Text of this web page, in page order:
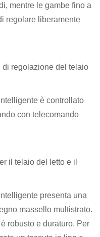
mentre le gambe fino a
regolare liberamente
regolazione del telaio
è controllato
con telecomando
il telaio del letto e il
presenta una
massello multistrato.
robusto e duraturo. Per